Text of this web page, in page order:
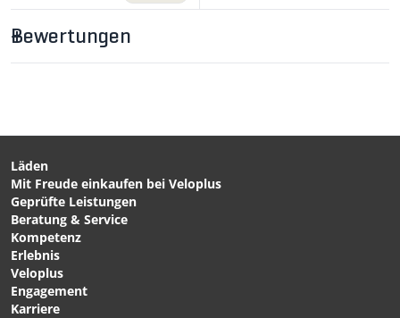
CHF 469.00
S-WORKS ARES 2
Rennveloschuhe White
von SPECIALIZED
CHF 299.00
Bewertungen
Läden
Mit Freude einkaufen bei Veloplus
Geprüfte Leistungen
Beratung & Service
Kompetenz
Erlebnis
Veloplus
Engagement
Karriere